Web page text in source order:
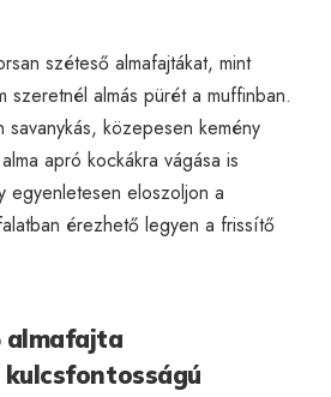
széteső almafajtákat, mint
szeretnél almás pürét a muffinban.
közepesen kemény
apró kockákra vágása is
egyenletesen eloszoljon a
érezhető legyen a frissítő
almafajta